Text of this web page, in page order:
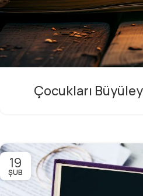
Çocukları
19
ŞUB